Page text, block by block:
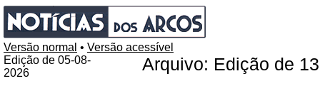
Versão normal • Versão acessível
Edição de 05-08-
2026
Arquivo: Edição de